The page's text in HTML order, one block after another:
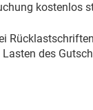
kostenlos
des